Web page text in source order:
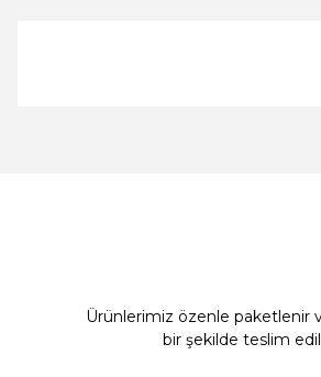
Ürünlerimiz özenle paketlenir
bir şekilde teslim